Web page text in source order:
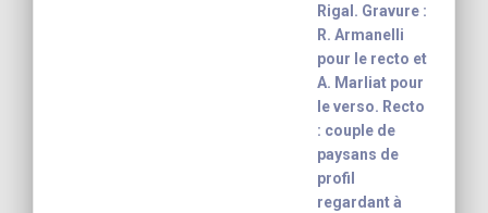
Rigal. Gravure :
R. Armanelli
pour le recto et
A. Marliat pour
le verso. Recto
: couple de
paysans de
profil
regardant à